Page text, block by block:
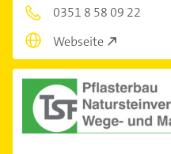
0351 8 58 09 22
Webseite